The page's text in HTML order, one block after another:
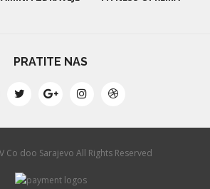
PRATITE NAS
Co doo Sarajevo All Rights Reserved